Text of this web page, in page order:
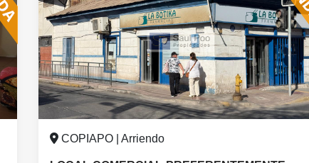
COPIAPO | Arriendo